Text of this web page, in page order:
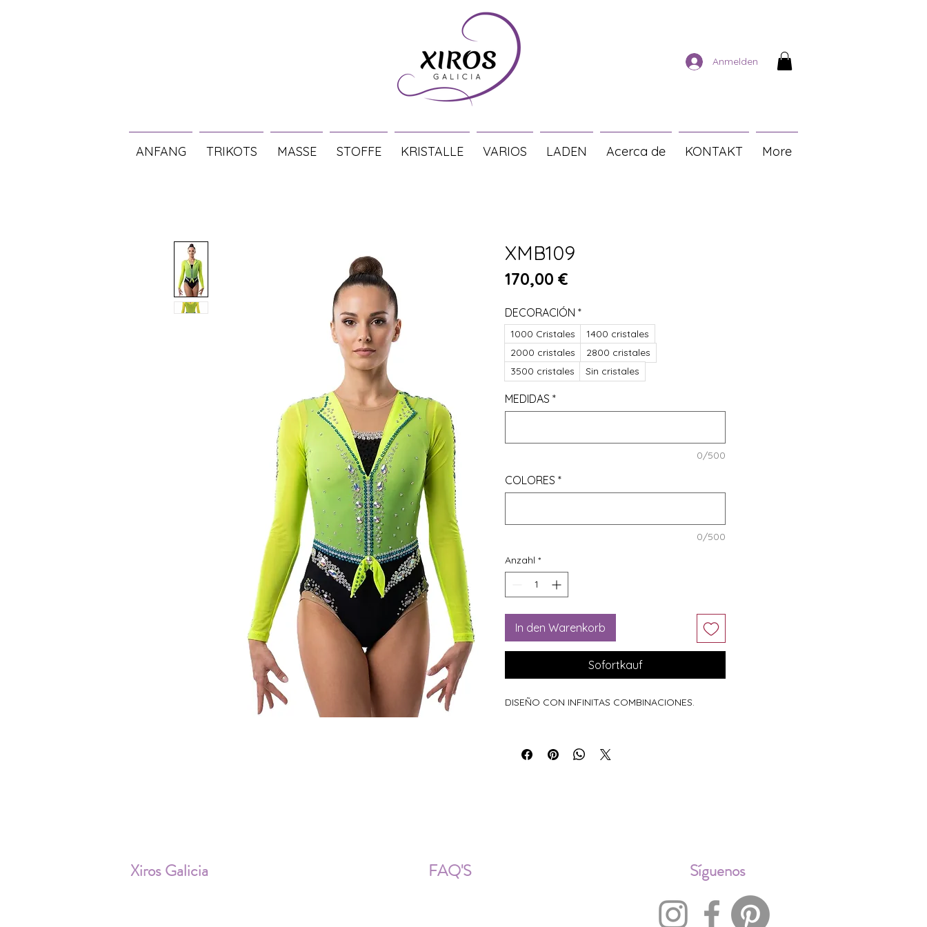
Anmelden
ANFANG TRIKOTS MASSE STOFFE KRISTALLE VARIOS LADEN Acerca de KONTAKT More
XMB109
170,00 €
DECORACIÓN *
1000 Cristales
1400 cristales
2000 cristales
2800 cristales
3500 cristales
Sin cristales
MEDIDAS *
0/500
COLORES *
0/500
Anzahl *
In den Warenkorb
Sofortkauf
DISEÑO CON INFINITAS COMBINACIONES.
Xiros Galicia FAQ'S Síguenos